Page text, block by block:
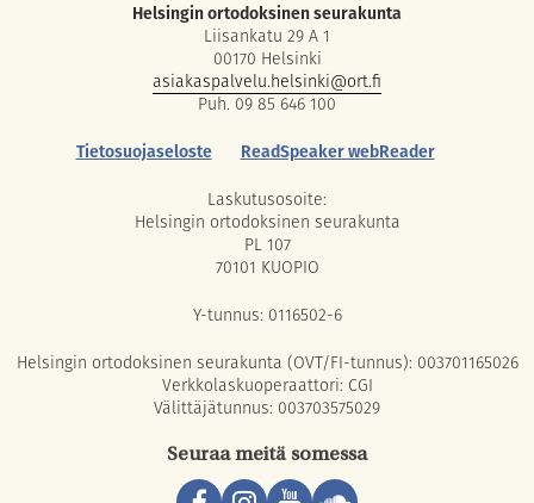
Helsingin ortodoksinen seurakunta
Liisankatu 29 A 1
00170 Helsinki
asiakaspalvelu.helsinki@ort.fi
Puh. 09 85 646 100
Tietosuojaseloste
ReadSpeaker webReader
Laskutusosoite:
Helsingin ortodoksinen seurakunta
PL 107
70101 KUOPIO
Y-tunnus: 0116502-6
Helsingin ortodoksinen seurakunta (OVT/FI-tunnus): 003701165026
Verkkolaskuoperaattori: CGI
Välittäjätunnus: 003703575029
Seuraa meitä somessa